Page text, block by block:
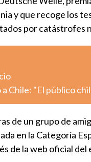
y que recoge los
por catástrofes
Chile: "El público
de un grupo de
en la Categoría
de la web oficial del